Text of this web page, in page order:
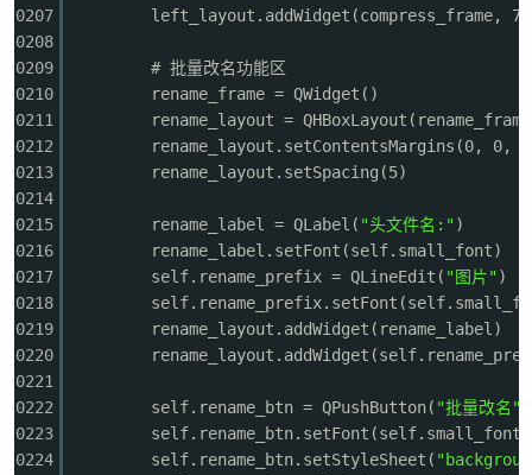
0207
0208
0209
0210
0211
0212
0213
0214
0215
0216
0217
0218
0219
0220
0221
0222
0223
0224
left_layout.addWidget(compress_frame,
# 批量改名功能区
rename_frame = QWidget()
rename_layout =
rename_layout.setContentsMargins(0, 0,
rename_layout.setSpacing(5)
rename_label = QLabel( "头文件名:")
rename_label.setFont(self.small_font)
self.rename_prefix = QLineEdit( "图片")
rename_layout.addWidget(rename_label)
self.rename_btn = QPushButton( "批量改名"
self.rename_btn.setFont(self.small_font)
self.rename_btn.setStyleSheet(